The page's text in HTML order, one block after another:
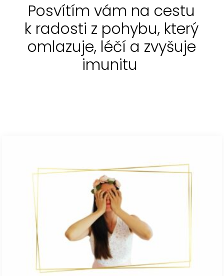
Posvítím vám na cestu
k radosti z pohybu, který
omlazuje, léčí a zvyšuje
imunitu